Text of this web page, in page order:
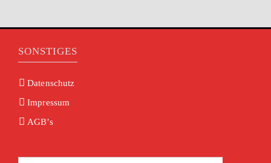
SONSTIGES
Datenschutz
Impressum
AGB’s